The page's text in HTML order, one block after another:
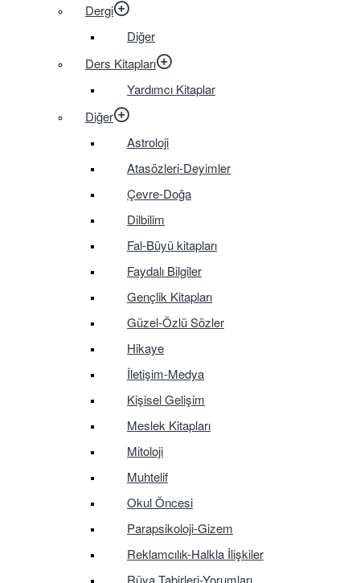
Dergi
Diğer
Ders Kitapları
Yardımcı Kitaplar
Diğer
Astroloji
Atasözleri-Deyimler
Çevre-Doğa
Dilbilim
Fal-Büyü kitapları
Faydalı Bilgiler
Gençlik Kitapları
Güzel-Özlü Sözler
Hikaye
İletişim-Medya
Kişisel Gelişim
Meslek Kitapları
Mitoloji
Muhtelif
Okul Öncesi
Parapsikoloji-Gizem
Reklamcılık-Halkla İlişkiler
Rüya Tabirleri-Yorumları